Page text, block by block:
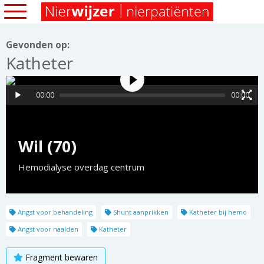
Gevonden op:
Katheter
Wil (70)
Hemodialyse overdag centrum
00:00 00:00
Angst voor behandeling Shunt aanprikken
Katheter bij hemo
Angst voor naalden
Katheter
Fragment bewaren